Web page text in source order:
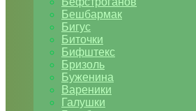
Бешбармак
Бигус
Биточки
Бифштекс
Бризоль
Буженина
Вареники
Галушки